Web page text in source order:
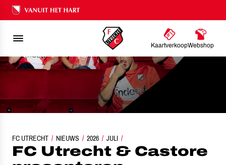
Ons nalatenschap
KaartverkoopWebshop
FC UTRECHT NIEUWS 2026 JULI
FC UTRECHT & CASTORE PRESENTEREN THUISTENUE 2026/2027
FC Utrecht & Castore